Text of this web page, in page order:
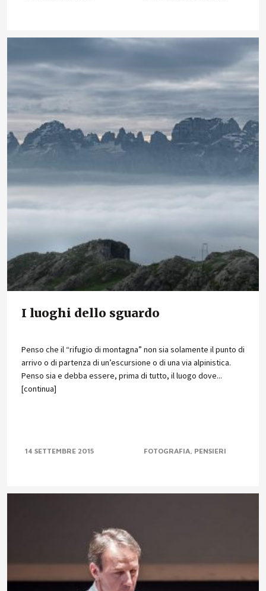
I luoghi dello sguardo
Penso che il “rifugio di montagna” non sia solamente il punto di
arrivo o di partenza di un’escursione o di una via alpinistica.
Penso sia e debba essere, prima di tutto, il luogo dove...
[continua]
14 SETTEMBRE 2015 FOTOGRAFIA PENSIERI